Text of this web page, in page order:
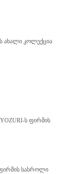
ახალი კოლექცია
ს ფირმის
ფირმის სასროლი